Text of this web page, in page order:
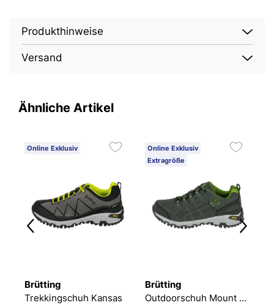
Produkthinweise
Versand
Ähnliche Artikel
Online Exklusiv
Brütting
Trekkingschuh Kansas
Online Exklusiv
Extragröße
Brütting
Outdoorschuh Mount Shasta Low